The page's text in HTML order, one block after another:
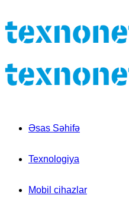
skin
Əsas Səhifə
Texnologiya
Mobil cihazlar